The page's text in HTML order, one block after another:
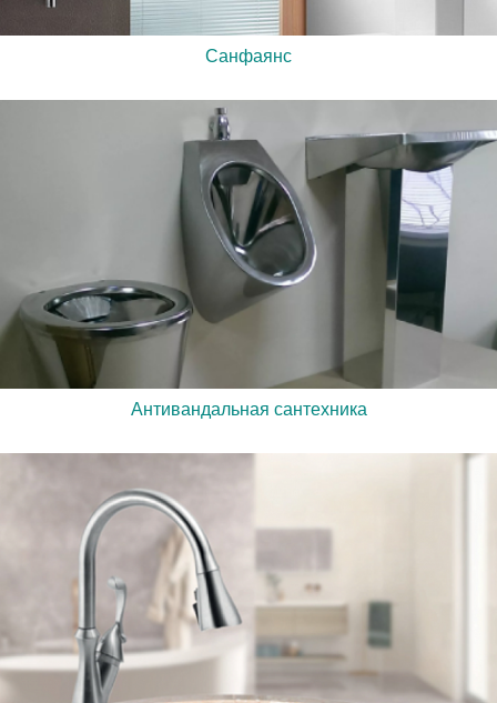
Санфаянс
Антивандальная сантехника